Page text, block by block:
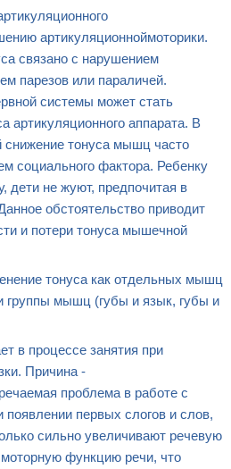
артикуляционноймоторики.
связано с нарушением
парезов или параличей.
системы может стать
артикуляционного аппарата. В
снижение тонуса мышц часто
социального фактора. Ребенку
дети не жуют, предпочитая в
обстоятельство приводит
и потери тонуса мышечной
тонуса как отдельных мышц
группы мышц (губы и язык, губы и
в процессе занятия при
Причина -
проблема в работе с
первых слогов и слов,
сильно увеличивают речевую
моторную функцию речи, что